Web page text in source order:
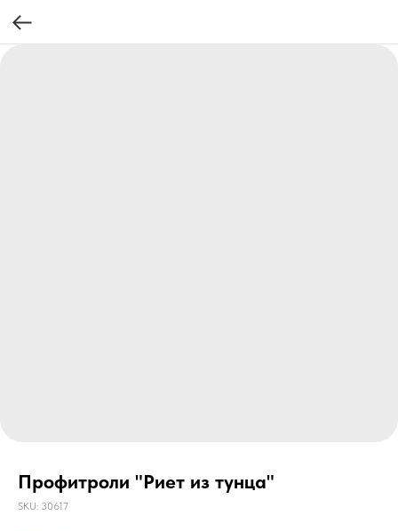
Профитроли "Риет из тунца"
SKU: 30617